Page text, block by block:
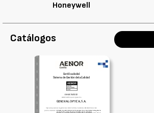
Honeywell
Catálogos